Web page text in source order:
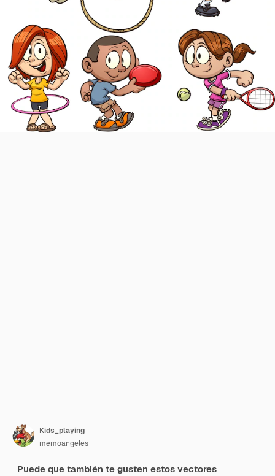
Kids_playing
memoangeles
Puede que también te gusten estos vectores